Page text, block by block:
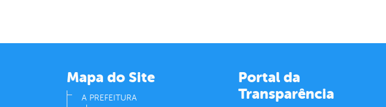
Mapa do Site
A PREFEITURA
Portal da
Transparência